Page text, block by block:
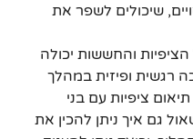
שיכולים לשפר את
והחששות יכולה
רגשית ופיזית במהלך
ציפיות עם בני
גם איך ניתן להכין את